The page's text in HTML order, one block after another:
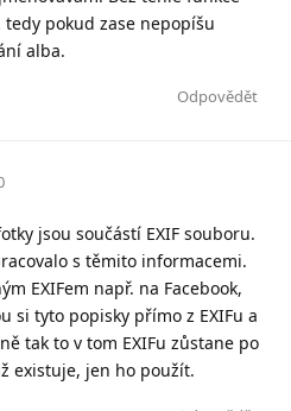
pokud zase nepopíšu
alba.
Odpovědět
jsou součástí EXIF souboru.
s těmito informacemi.
EXIFem např. na Facebook,
si tyto popisky přímo z EXIFu a
tak to v tom EXIFu zůstane po
existuje, jen ho použít.